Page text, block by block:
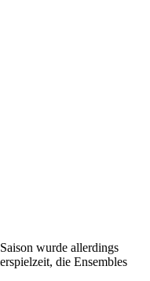
wurde allerdings
die Ensembles